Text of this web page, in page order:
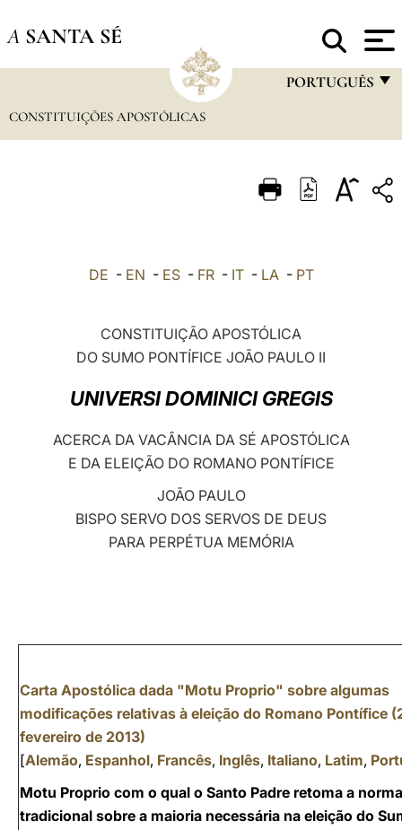
A SANTA SÉ
PORTUGUÊS
ITALIANO
POLSKI
العربيّة
中文
LATINE
CONSTITUIÇÕES APOSTÓLICAS
DE - EN - ES- FR- IT- LA- PT
CONSTITUIÇÃO APOSTÓLICA
DO SUMO PONTÍFICE JOÃO PAULO II
UNIVERSI DOMINICI GREGIS
ACERCA DA VACÂNCIA DA SÉ APOSTÓLICA
E DA ELEIÇÃO DO ROMANO PONTÍFICE
JOÃO PAULO
BISPO SERVO DOS SERVOS DE DEUS
PARA PERPÉTUA MEMÓRIA
Carta Apostólica dada "Motu Proprio" sobre algumas
modificações relativas à eleição do Romano Pontífice
fevereiro de 2013)
[Alemão, Espanhol, Francês, Inglês, Italiano, Latim,
Motu Proprio com o qual o Santo Padre retoma a norma
tradicional sobre a maioria necessária na eleição do